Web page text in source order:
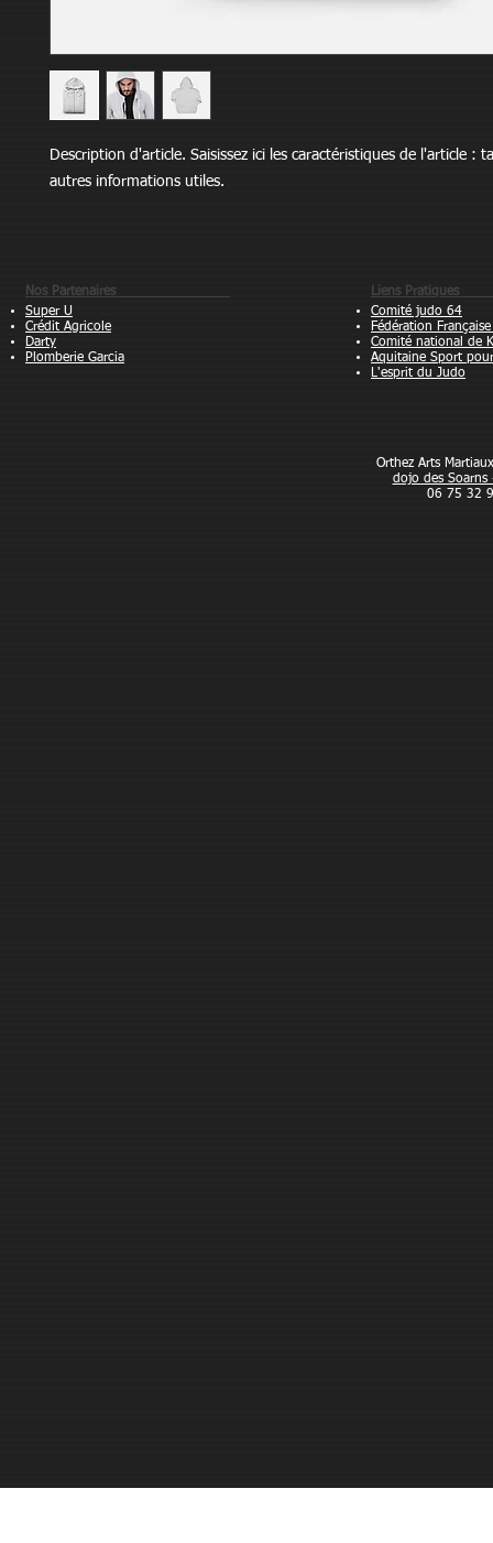
Description d'article. Saisissez ici les caractéristiques de l'article :
autres informations utiles.
Nos Partenaires
Super U
Crédit Agricole
Darty
Plomberie Garcia
Liens
Comité judo 64
Fédération
Comité national de
Aquitaine Sport
L'esprit du Judo
Orthez Arts
dojo des Soarns
06 75